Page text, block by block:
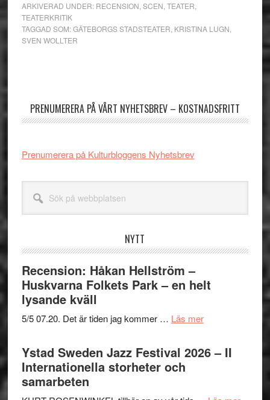
ARKIVERAD UNDER: RECENSION SCEN TEATER
TEATERKRITIK
TAGGAD SOM:GÄTEBORGS STADSTEATER KRISTINA LUGN
SVEN WOLLTER
PRENUMERERA PÅ VÅRT NYHETSBREV – KOSTNADSFRITT
Prenumerera på Kulturbloggens Nyhetsbrev
webbplatsen
NYTT
Recension: Håkan Hellström –
Huskvarna Folkets Park – en helt
lysande kväll
5/5 07.20. Det är tiden jag kommer … Läs merom
Håkan
Hellström
Ystad Sweden Jazz Festival 2026 – II
Internationella storheter och
samarbeten